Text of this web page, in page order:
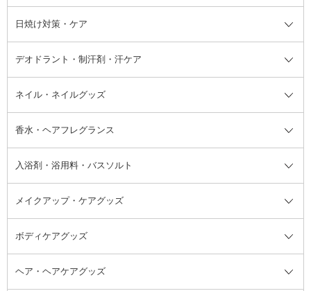
フェイスオイル・バーム
ブースター・導入液
洗い流すパック・マスク
リップクリーム・リップケア
顔用マッサージ料
フェイスパウダー
アイシャドウ
アイブロウ・眉マスカラ
チーク
ハイライト・シェーディング
ボディケア
レッグ・フットケア
バストケア
ネイルケア
脱毛・除毛ケア
シャンプー・ヘアケア・ヘアスタ
イリング全て
洗い流さないトリートメント
ヘアスタイリング剤
頭皮ケア・育毛剤
その他シャンプー・ヘアケア・ヘ
アスタイリング
日焼け対策・ケア
日焼け対策・ケア全て
サンオイル・タンニング
その他日焼け対策・UVケア
デオドラント・制汗剤・汗ケア
デオドラント・制汗剤・汗ケア全
て
フット用デオドラント・制汗剤・
汗ケア
ネイル・ネイルグッズ
ネイル・ネイルグッズ全て
ジェルネイル
リムーバー・除光液
香水・ヘアフレグランス
香水・ヘアフレグランス全て
フレグランスミスト
その他香水・ヘアフレグランス
入浴剤・浴用料・バスソルト
入浴剤・浴用料・バスソルト全て
バスソルト
メイクアップ・ケアグッズ
メイクアップ・ケアグッズ全て
コットン・綿棒
ボディケアグッズ
ボディケアグッズ全て
ヘア・ヘアケアグッズ